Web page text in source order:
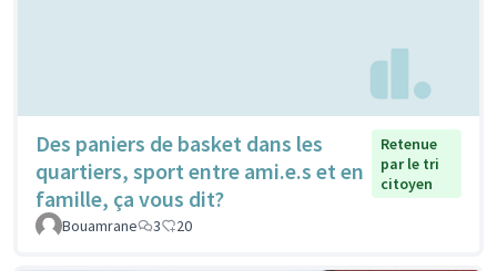
Des paniers de basket dans les
quartiers, sport entre ami.e.s et en
famille, ça vous dit?
Retenue
par le tri
citoyen
Bouamrane 3 20